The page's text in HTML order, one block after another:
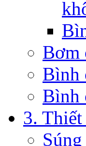
Bơm
Bình
Bình
3.